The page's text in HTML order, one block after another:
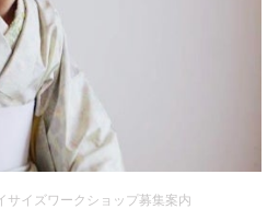
サイズワークショップ募集案内